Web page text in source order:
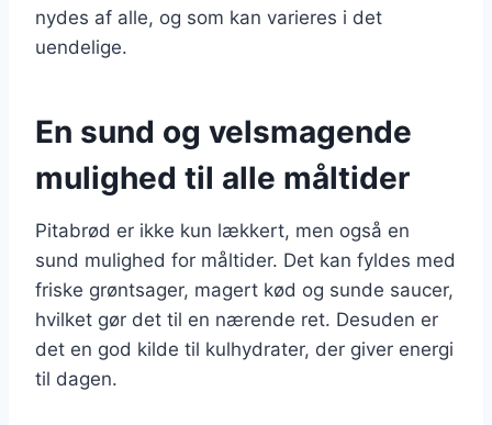
nydes af alle, og som kan varieres i det
uendelige.
En sund og velsmagende
mulighed til alle måltider
Pitabrød er ikke kun lækkert, men også en
sund mulighed for måltider. Det kan fyldes med
friske grøntsager, magert kød og sunde saucer,
hvilket gør det til en nærende ret. Desuden er
det en god kilde til kulhydrater, der giver energi
til dagen.